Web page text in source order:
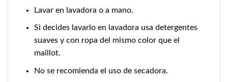
Lavar en lavadora o a mano.
Si decides lavarlo en lavadora usa detergentes
suaves y con ropa del mismo color que el
maillot.
No se recomienda el uso de secadora.